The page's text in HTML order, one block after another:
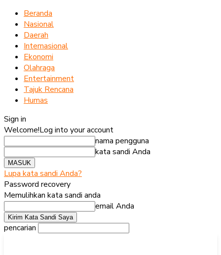
Beranda
Nasional
Daerah
Internasional
Ekonomi
Olahraga
Entertainment
Tajuk Rencana
Humas
Sign in
Welcome!Log into your account
nama pengguna
kata sandi Anda
Lupa kata sandi Anda?
Password recovery
Memulihkan kata sandi anda
email Anda
pencarian